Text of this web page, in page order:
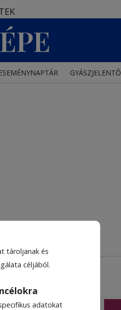
tároljanak és
céljából.
adatokat
ESEMÉNYNAPTÁR GYÁSZJELENTŐ